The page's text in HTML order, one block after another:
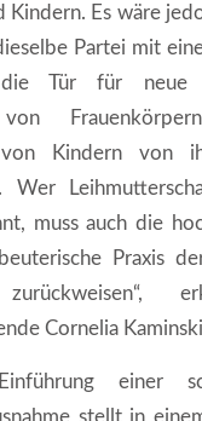
Kindern. Es wäre
Partei mit
die Tür für neue
von
von Kindern von
Wer
muss auch die
Praxis
zurückweisen“,
Cornelia
einer
stellt in